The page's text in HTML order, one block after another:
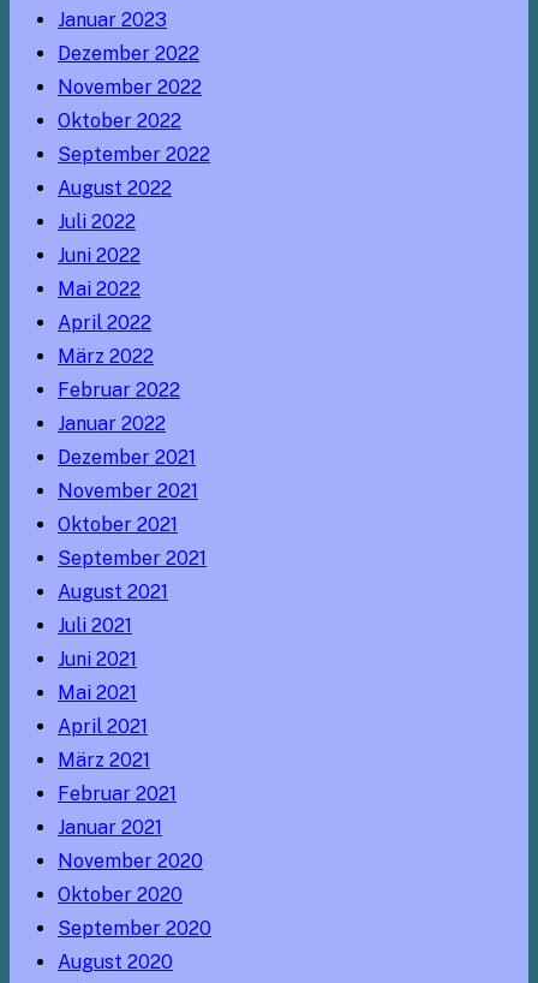
Januar 2023
Dezember 2022
November 2022
Oktober 2022
September 2022
August 2022
Juli 2022
Juni 2022
Mai 2022
April 2022
März 2022
Februar 2022
Januar 2022
Dezember 2021
November 2021
Oktober 2021
September 2021
August 2021
Juli 2021
Juni 2021
Mai 2021
April 2021
März 2021
Februar 2021
Januar 2021
November 2020
Oktober 2020
September 2020
August 2020